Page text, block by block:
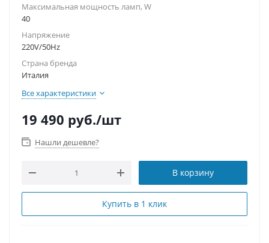
Максимальная мощность ламп, W
40
Напряжение
220V/50Hz
Страна бренда
Италия
Все характеристики
19 490 руб./шт
Нашли дешевле?
В корзину
Купить в 1 клик